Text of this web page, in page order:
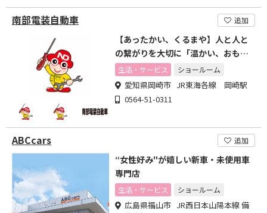
南部電装自動車 追加
【あったかい、くるまや】人と人と
の繋がりを大切に「温かい、おもて
なし」を心がけております
生活・サービス ショールーム
愛知県岡崎市 JR東海各線 岡崎駅
0564-51-0311
ABCcars 追加
“女性好み"が嬉しい新車・未使用車
専門店
生活・サービス ショールーム
広島県福山市 JR西日本山陽本線 備